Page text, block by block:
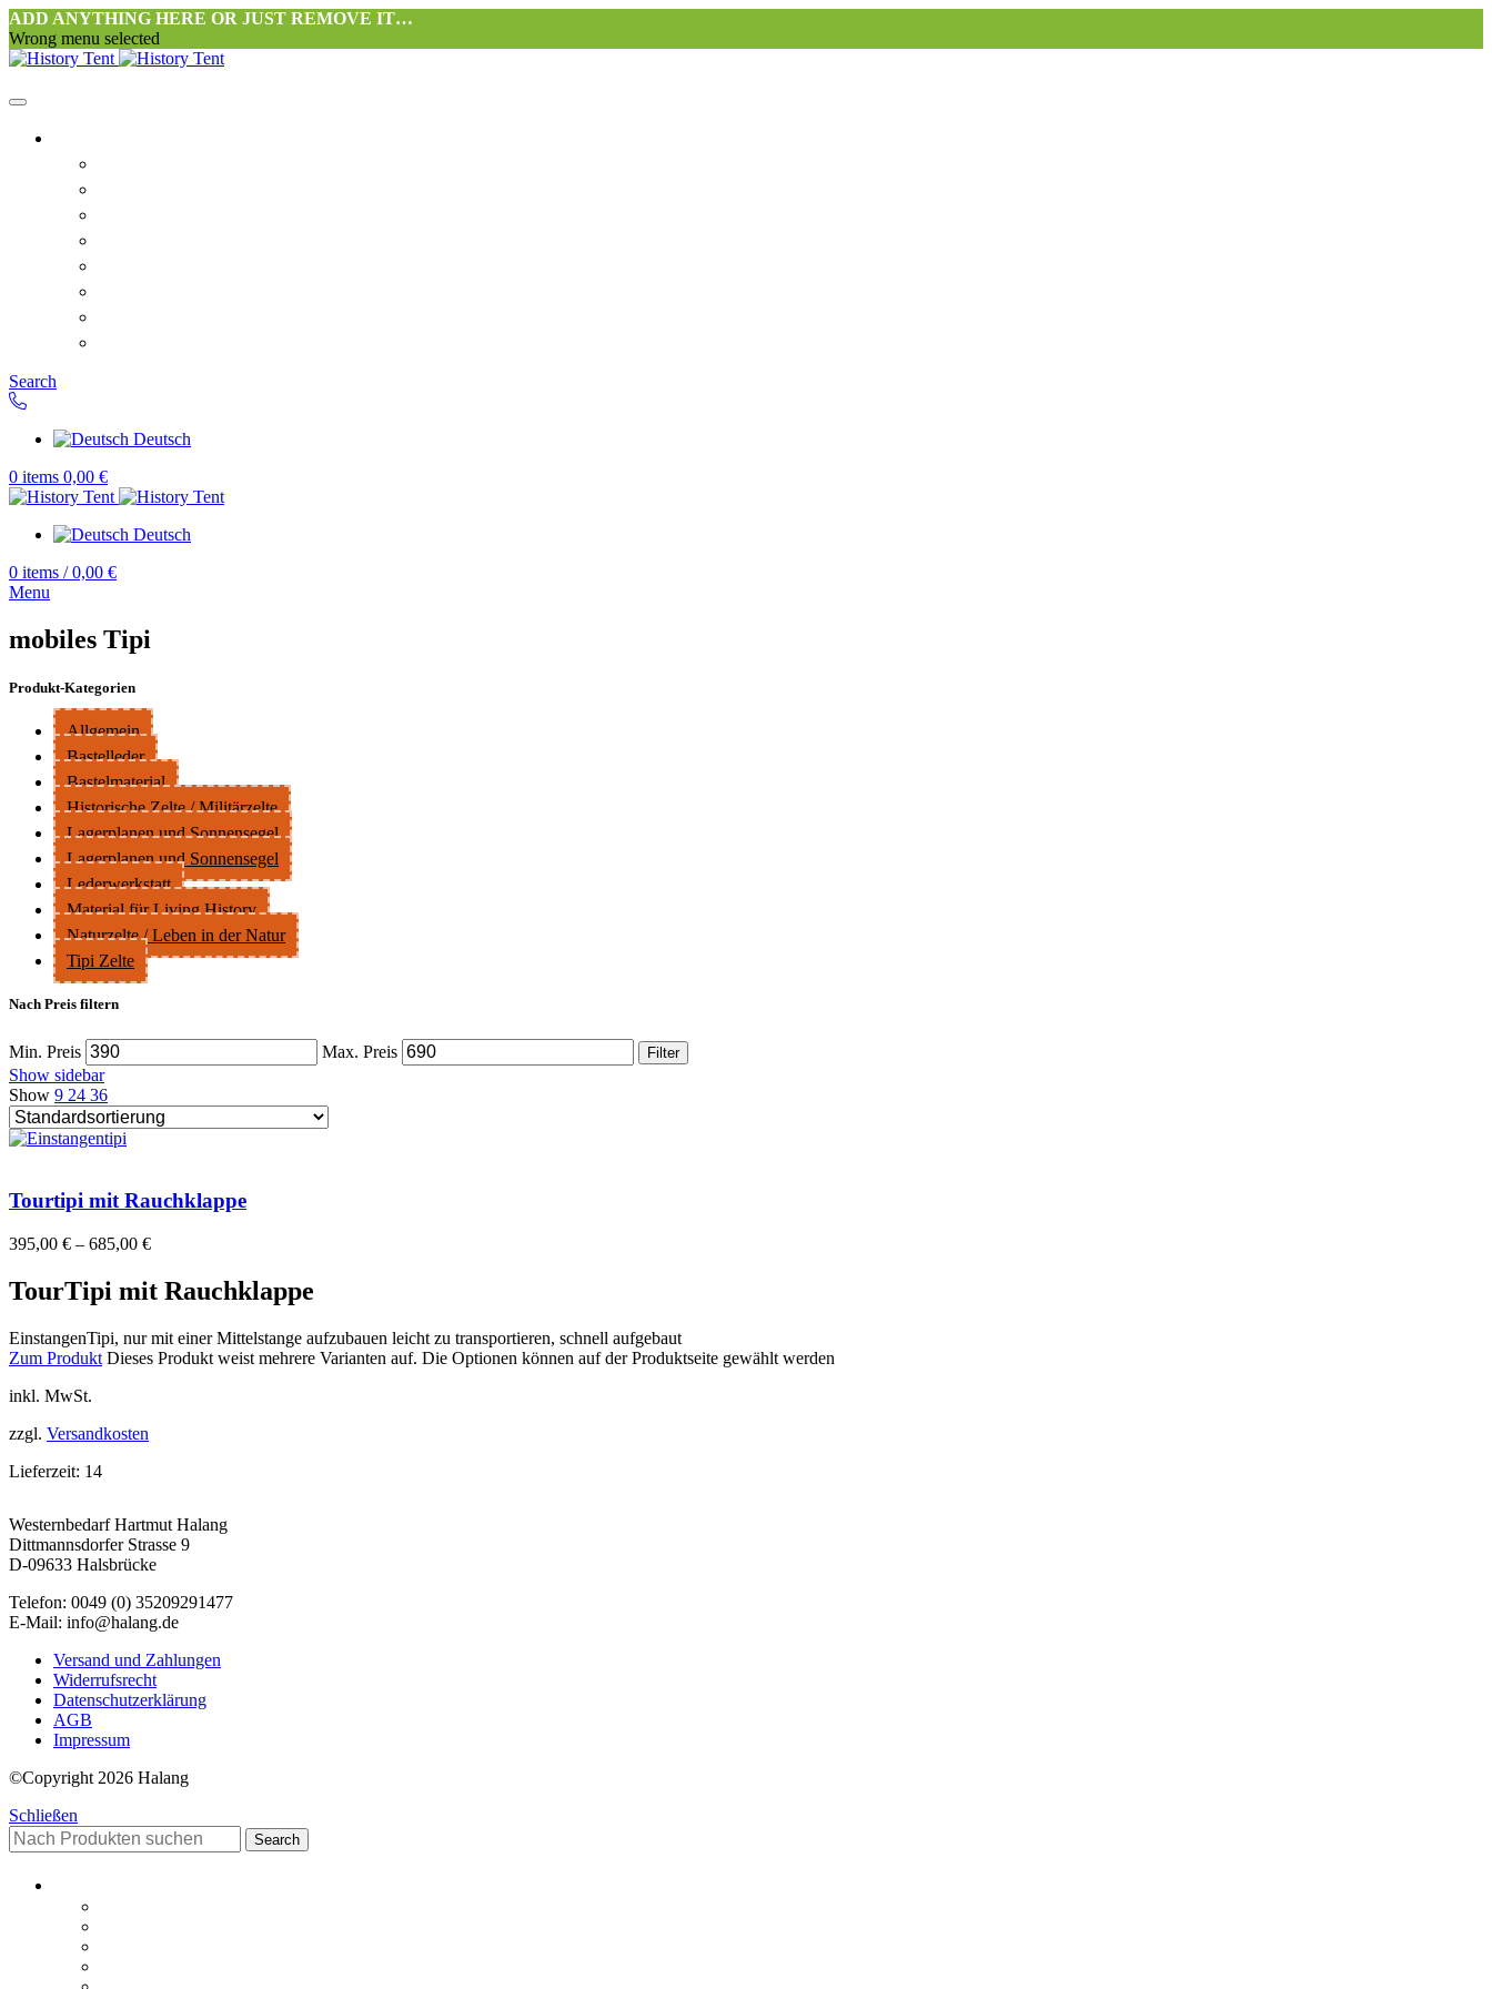
ADD ANYTHING HERE OR JUST REMOVE IT…
Wrong menu selected
Search
Deutsch
0 items 0,00 €
Deutsch
0 items / 0,00 €
Menu
mobiles Tipi
Produkt-Kategorien
Allgemein
Bastelleder
Bastelmaterial
Historische Zelte / Militärzelte
Lagerplanen und Sonnensegel
Lagerplanen und Sonnensegel
Lederwerkstatt
Material für Living History
Naturzelte / Leben in der Natur
Tipi Zelte
Nach Preis filtern
Min. Preis Max. Preis Filter
Show sidebar
Show 9 24 36
Tourtipi mit Rauchklappe
395,00 € – 685,00 €
TourTipi mit Rauchklappe
EinstangenTipi, nur mit einer Mittelstange aufzubauen leicht zu transportieren, schnell aufgebaut
Zum Produkt Dieses Produkt weist mehrere Varianten auf. Die Optionen können auf der Produktseite gewählt werden
inkl. MwSt.
zzgl. Versandkosten
Lieferzeit: 14
Westernbedarf Hartmut Halang
Dittmannsdorfer Strasse 9
D-09633 Halsbrücke
Telefon: 0049 (0) 35209291477
E-Mail: info@halang.de
Versand und Zahlungen
Widerrufsrecht
Datenschutzerklärung
AGB
Impressum
©Copyright 2026 Halang
Schließen
Search